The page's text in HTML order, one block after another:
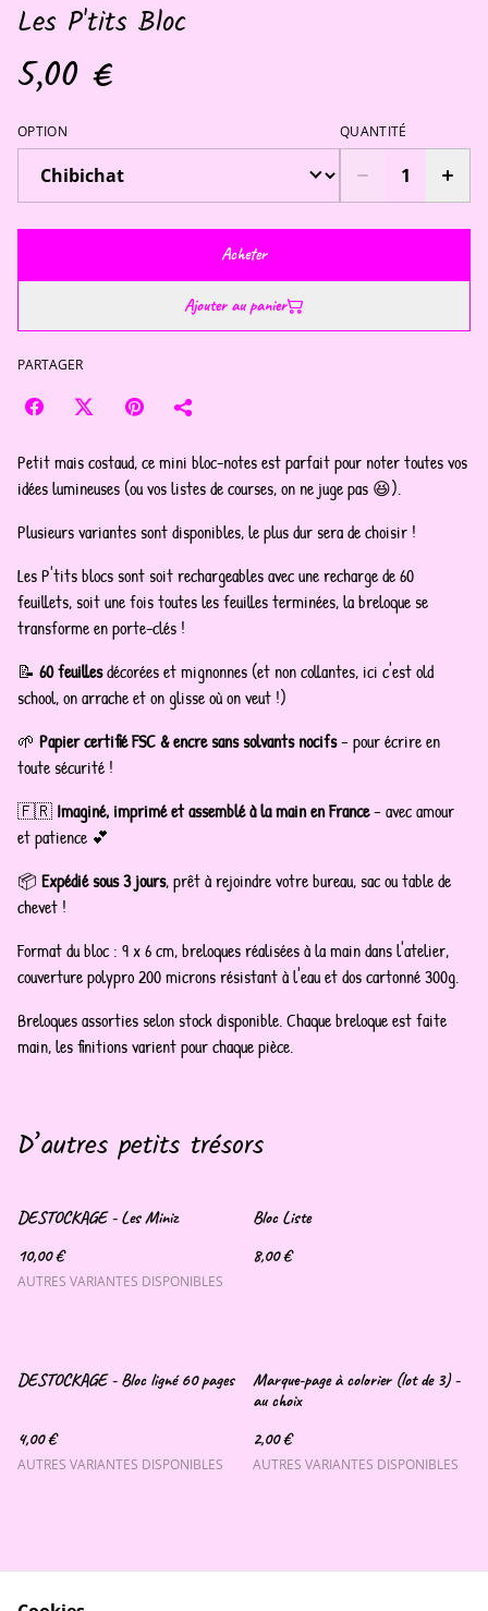
Les P'tits Bloc
5,00 €
OPTION QUANTITÉ
Acheter
Ajouter au panier
PARTAGER
Petit mais costaud, ce mini bloc-notes est parfait pour noter toutes vos
idées lumineuses (ou vos listes de courses, on ne juge pas 😆).
Plusieurs variantes sont disponibles, le plus dur sera de choisir !
Les P'tits blocs sont soit rechargeables avec une recharge de 60
feuillets, soit une fois toutes les feuilles terminées, la breloque se
transforme en porte-clés !
📝 60 feuillesdécorées et mignonnes (et non collantes, ici c'est old
school, on arrache et on glisse où on veut !)
🌱 Papier certifié FSC & encre sans solvants nocifs– pour écrire en
toute sécurité !
🇫🇷 Imaginé, imprimé et assemblé à la main en France– avec amour
et patience 💕
📦 Expédié sous 3 jours, prêt à rejoindre votre bureau, sac ou table de
chevet !
Format du bloc : 9 x 6 cm, breloques réalisées à la main dans l'atelier,
couverture polypro 200 microns résistant à l'eau et dos cartonné 300g.
Breloques assorties selon stock disponible. Chaque breloque est faite
main, les finitions varient pour chaque pièce.
D’autres petits trésors
DESTOCKAGE - Les Miniz
10,00 €
AUTRES VARIANTES DISPONIBLES
Bloc Liste
8,00 €
DESTOCKAGE - Bloc ligné 60 pages
4,00 €
AUTRES VARIANTES DISPONIBLES
Marque-page à colorier (lot de 3) -
au choix
2,00 €
AUTRES VARIANTES DISPONIBLES